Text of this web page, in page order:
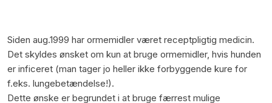
Siden aug.1999 har ormemidler været receptpligtig medicin.
Det skyldes ønsket om kun at bruge ormemidler, hvis hunden
er inficeret (man tager jo heller ikke forbyggende kure for
f.eks. lungebetændelse!).
Dette ønske er begrundet i at bruge færrest mulige